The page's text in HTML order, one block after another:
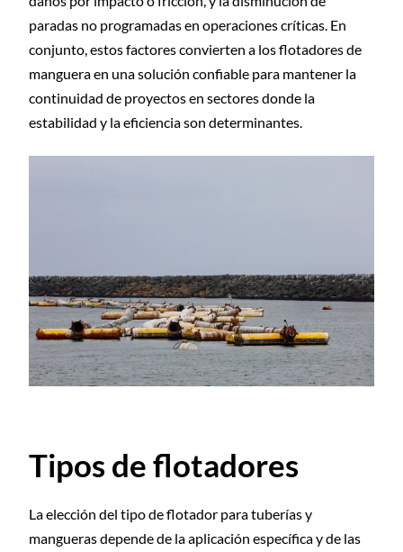
paradas no programadas en operaciones críticas. En
conjunto, estos factores convierten a los flotadores de
manguera en una solución confiable para mantener la
continuidad de proyectos en sectores donde la
estabilidad y la eficiencia son determinantes.
Tipos de flotadores
La elección del tipo de flotador para tuberías y
mangueras depende de la aplicación específica y de las